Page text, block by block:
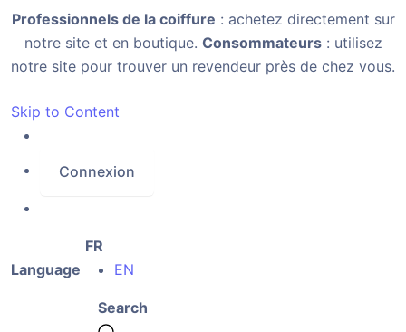
Professionnels de la coiffure : achetez directement sur
notre site et en boutique. Consommateurs: utilisez
notre site pour trouver un revendeur près de chez vous.
Skip to Content
Connexion
Language
FR
EN
Search